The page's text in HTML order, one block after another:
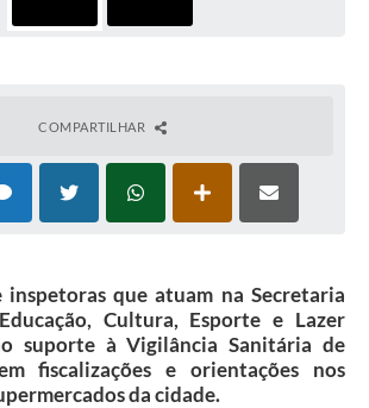
COMPARTILHAR
que atuam na Secretaria
Cultura, Esporte e Lazer
suporte à Vigilância Sanitária de
fiscalizações e orientações nos
da cidade.